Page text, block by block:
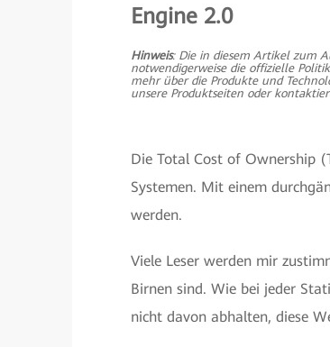
Engine 2.0
Hinweis: Die in diesem Artikel zum
notwendigerweise die offizielle
mehr über die Produkte und
unsere Produktseiten oder
Die Total Cost of Ownership
Systemen. Mit einem
werden.
Viele Leser werden mir
Birnen sind. Wie bei jeder
nicht davon abhalten, diese